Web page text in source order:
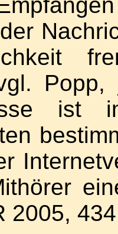
Popp,
ist
2005,